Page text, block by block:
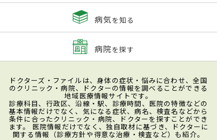
病気を知る
病院を探す
ドクターズ・ファイルは、身体の症状・悩みに合わせ、全国
のクリニック・病院、ドクターの情報を調べることができる
地域医療情報サイトです。
診療科目、行政区、沿線・駅、診療時間、医院の特徴などの
基本情報だけでなく、気になる症状、病名、検査名などから
条件に合ったクリニック・病院、ドクターを探すことができ
ます。 医院情報だけでなく、独自取材に基づき、ドクターに
関する情報（診療方針や得意な治療・検査など）も紹介。